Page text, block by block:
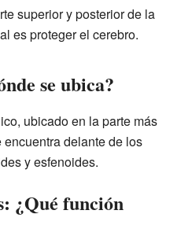
superior y posterior de la
es proteger el cerebro.
se ubica?
ubicado en la parte más
delante de los
y esfenoides.
¿Qué función